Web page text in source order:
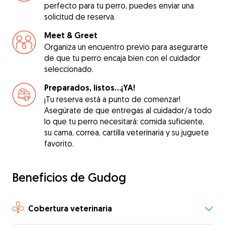
perfecto para tu perro, puedes enviar una
solicitud de reserva.
Meet & Greet
Organiza un encuentro previo para asegurarte
de que tu perro encaja bien con el cuidador
seleccionado.
Preparados, listos...¡YA!
¡Tu reserva está a punto de comenzar!
Asegúrate de que entregas al cuidador/a todo
lo que tu perro necesitará: comida suficiente,
su cama, correa, cartilla veterinaria y su juguete
favorito.
Beneficios de Gudog
Cobertura veterinaria